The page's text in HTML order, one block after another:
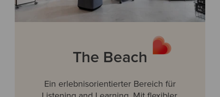
The Beach
Ein erlebnisorientierter Bereich für